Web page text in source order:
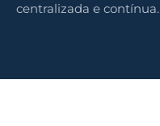
centralizada e contínua.